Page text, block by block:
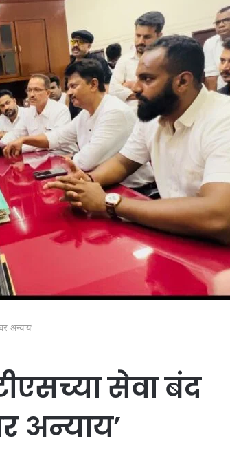
अन्याय’
सेवा बंद
अन्याय’